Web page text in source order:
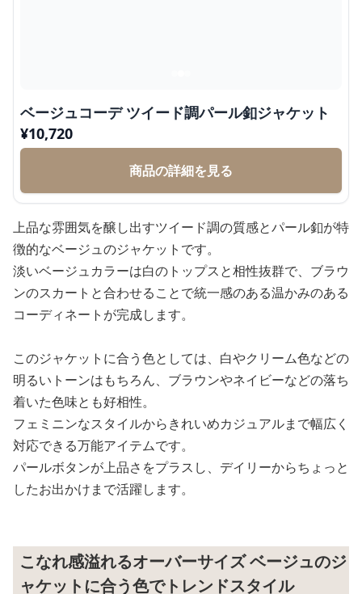
ベージュコーデ ツイード調パール釦ジャケット
¥10,720
商品の詳細を見る
上品な雰囲気を醸し出すツイード調の質感とパール釦が特
徴的なベージュのジャケットです。
淡いベージュカラーは白のトップスと相性抜群で、ブラウ
ンのスカートと合わせることで統一感のある温かみのある
コーディネートが完成します。
このジャケットに合う色としては、白やクリーム色などの
明るいトーンはもちろん、ブラウンやネイビーなどの落ち
着いた色味とも好相性。
フェミニンなスタイルからきれいめカジュアルまで幅広く
対応できる万能アイテムです。
パールボタンが上品さをプラスし、デイリーからちょっと
したお出かけまで活躍します。
こなれ感溢れるオーバーサイズ ベージュのジ
ャケットに合う色でトレンドスタイル